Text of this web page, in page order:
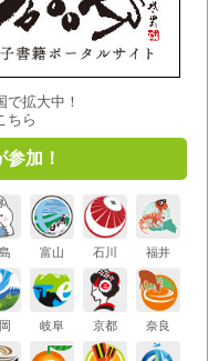
で拡大中！
ちら
加！
富山 石川 福井
岐阜 京都 奈良